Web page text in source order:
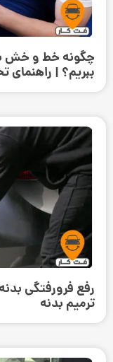
چگونه خط و خش
ببریم؟ |
رفع فرورفتگی
ترمیم بدنه